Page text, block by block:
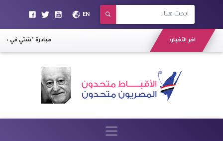
EN
اخر الأخبار: مبادرة "شتي في